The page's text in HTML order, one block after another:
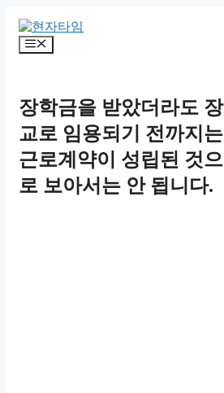
content Menu
장학금을 받았더라도 장
교로 임용되기 전까지는
근로계약이 성립된 것으
로 보아서는 안 됩니다.